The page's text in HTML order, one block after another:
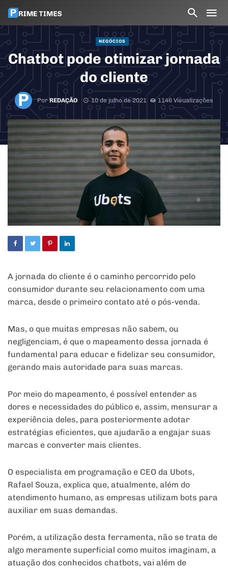
NEGÓCIOS
Chatbot pode otimizar jornada
do cliente
PorREDAÇÃO 10 de julho de 2021 1146 Visualizações
A jornada do cliente é o caminho percorrido pelo
consumidor durante seu relacionamento com uma
marca, desde o primeiro contato até o pós-venda.
Mas, o que muitas empresas não sabem, ou
negligenciam, é que o mapeamento dessa jornada é
fundamental para educar e fidelizar seu consumidor,
gerando mais autoridade para suas marcas.
Por meio do mapeamento, é possível entender as
dores e necessidades do público e, assim, mensurar a
experiência deles, para posteriormente adotar
estratégias eficientes, que ajudarão a engajar suas
marcas e converter mais clientes.
O especialista em programação e CEO da Ubots,
Rafael Souza, explica que, atualmente, além do
atendimento humano, as empresas utilizam bots para
auxiliar em suas demandas.
Porém, a utilização desta ferramenta, não se trata de
algo meramente superficial como muitos imaginam, a
atuação dos conhecidos chatbots, vai além de